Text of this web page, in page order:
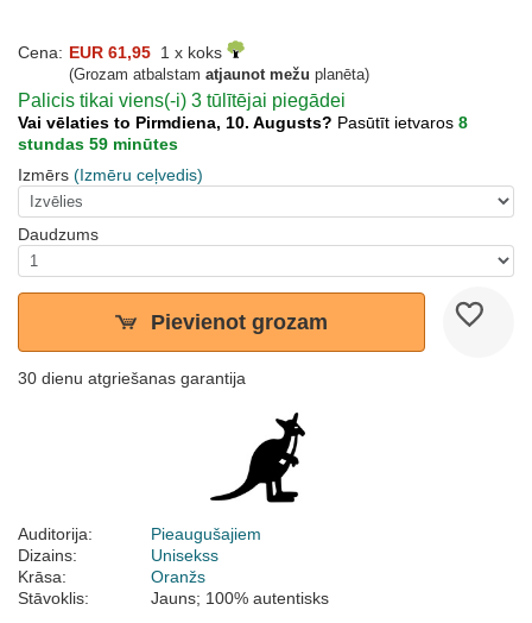
Cena: EUR 61,95 1 x koks
(Grozam atbalstam atjaunot mežu planēta)
Palicis tikai viens(-i) 3 tūlītējai piegādei
Vai vēlaties to Pirmdiena, 10. Augusts? Pasūtīt ietvaros 8
stundas 59 minūtes
Izmērs (Izmēru ceļvedis)
Daudzums
Pievienot grozam
30 dienu atgriešanas garantija
Auditorija:
Pieaugušajiem
Dizains:
Unisekss
Krāsa:
Oranžs
Stāvoklis:
Jauns; 100% autentisks